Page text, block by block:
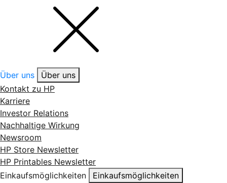
Über uns
Über uns
Kontakt zu HP
Karriere
Investor Relations
Nachhaltige Wirkung
Newsroom
HP Store Newsletter
HP Printables Newsletter
Einkaufsmöglichkeiten
Einkaufsmöglichkeiten